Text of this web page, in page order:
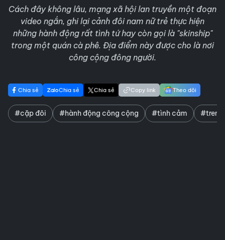
Cách đây không lâu, mạng xã hội lan truyền một đoạn
video ngắn, ghi lại cảnh đôi nam nữ trẻ thực hiện
những hành động rất tình tứ hay còn gọi là "skinship"
trong một quán cà phê. Địa điểm này được cho là nơi
công cộng đông người.
Chia sẻ Chia sẻ Chia sẻ Copy link Theo dõi
#cặp đôi #hành động công cộng #tình cảm